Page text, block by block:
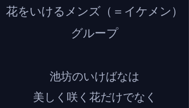
花をいけるメンズ （＝イケメン）
グループ
池坊のいけばなは
美しく咲く 花だけでなく